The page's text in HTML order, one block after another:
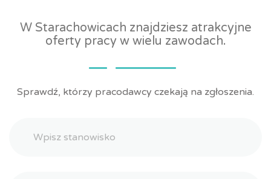
W Starachowicach znajdziesz atrakcyjne
oferty pracy w wielu zawodach.
Sprawdź, którzy pracodawcy czekają na zgłoszenia.